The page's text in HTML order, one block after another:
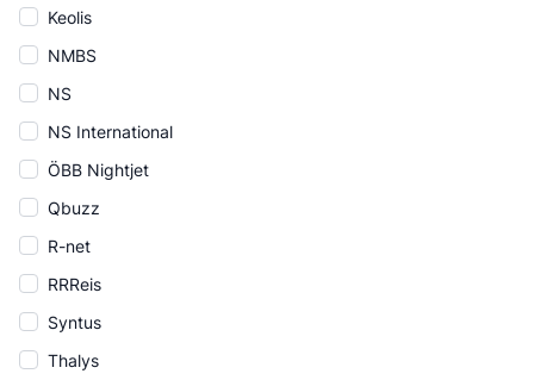
Keolis
NMBS
NS
NS International
ÖBB Nightjet
Qbuzz
R-net
RRReis
Syntus
Thalys